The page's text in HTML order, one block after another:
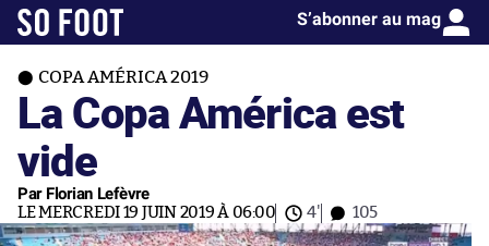
S’abonner au mag
COPA AMÉRICA 2019
La Copa América est
vide
Par Florian Lefèvre
LE MERCREDI 19 JUIN 2019 À 06:00 4' 105